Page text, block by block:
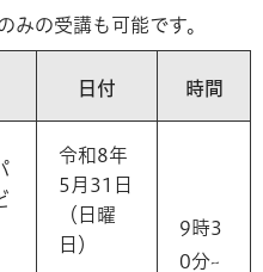
みの受講も可能です。
日付 時間
令和8年
5月31日
（日曜
日）
9時3
0分~